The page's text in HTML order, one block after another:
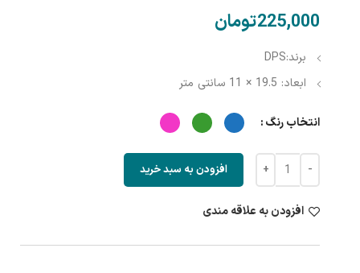
تومان
برند:DPS
ابعاد: 19.5 × 11 سانتی متر
انتخاب رنگ
افزودن به سبد خرید
افزودن به علاقه مندی